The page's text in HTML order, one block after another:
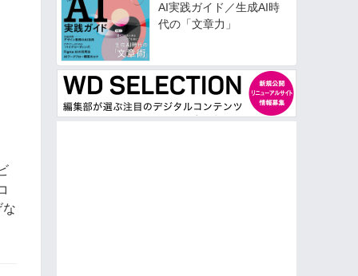
な
AI実践ガイド／生成AI時
代の「文章力」